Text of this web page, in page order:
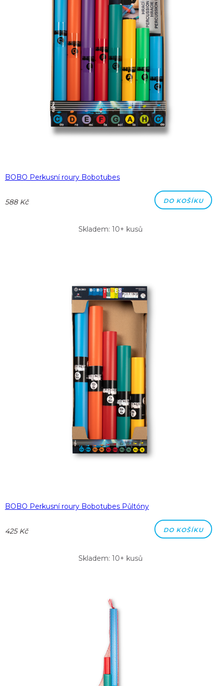
BOBO Perkusní roury Bobotubes
588 Kč DO KOŠÍKU
Skladem: 10+ kusů
BOBO Perkusní roury Bobotubes Půltóny
425 Kč DO KOŠÍKU
Skladem: 10+ kusů